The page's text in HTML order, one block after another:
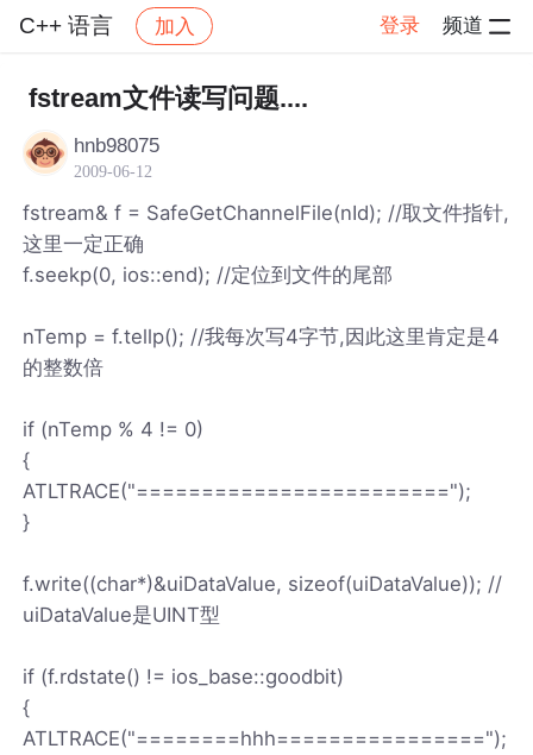
C++ 语言 加入 登录 频道
社区 C++ 语言 帖子详情
fstream文件读写问题....
hnb98075
2009-06-12
fstream& f = SafeGetChannelFile(nId); //取文件指针,
这里一定正确
f.seekp(0, ios::end); //定位到文件的尾部
nTemp = f.tellp(); //我每次写4字节,因此这里肯定是4
的整数倍
if (nTemp % 4 != 0)
{
ATLTRACE("========================");
}
f.write((char*)&uiDataValue, sizeof(uiDataValue)); //
uiDataValue是UINT型
if (f.rdstate() != ios_base::goodbit)
{
ATLTRACE("========hhh================");